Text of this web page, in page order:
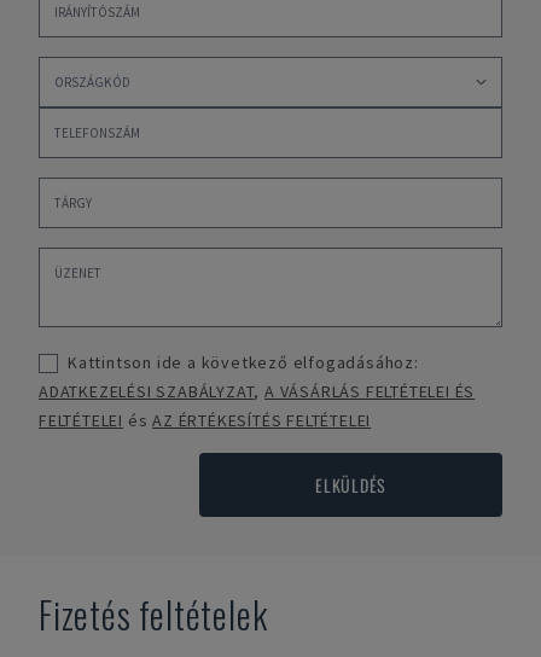
Kattintson ide a következő elfogadásához:
ADATKEZELÉSI SZABÁLYZAT,A VÁSÁRLÁS FELTÉTELEI ÉS
FELTÉTELEI ésAZ ÉRTÉKESÍTÉS FELTÉTELEI
ELKÜLDÉS
Fizetés feltételek